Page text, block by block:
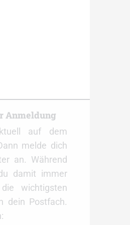
Anmeldung
auf dem
melde dich
an. Während
damit immer
wichtigsten
dein Postfach.